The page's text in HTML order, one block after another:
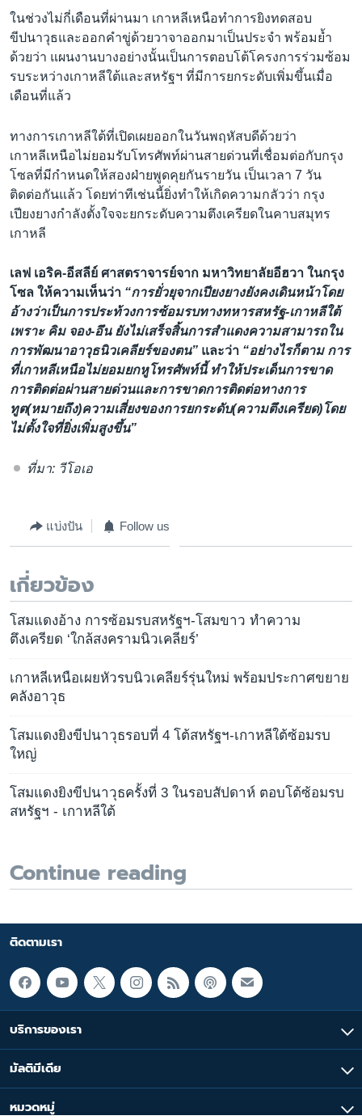
ในช่วงไม่กี่เดือนที่ผ่านมา เกาหลีเหนือทำการยิงทดสอบ
ขีปนาวุธและออกคำขู่ด้วยวาจาออกมาเป็นประจำ พร้อมย้ำ
ด้วยว่า แผนงานบางอย่างนั้นเป็นการตอบโต้โครงการร่วมซ้อม
รบระหว่างเกาหลีใต้และสหรัฐฯ ที่มีการยกระดับเพิ่มขึ้นเมื่อ
เดือนที่แล้ว
ทางการเกาหลีใต้ที่เปิดเผยออกในวันพฤหัสบดีด้วยว่า
เกาหลีเหนือไม่ยอมรับโทรศัพท์ผ่านสายด่วนที่เชื่อมต่อกับกรุง
โซลที่มีกำหนดให้สองฝ่ายพูดคุยกันรายวัน เป็นเวลา 7 วัน
ติดต่อกันแล้ว โดยท่าทีเช่นนี้ยิ่งทำให้เกิดความกลัวว่า กรุง
เปียงยางกำลังตั้งใจจะยกระดับความตึงเครียดในคาบสมุทร
เกาหลี
เลฟ เอริค-อีสลีย์ ศาสตราจารย์จาก มหาวิทยาลัยอีฮวา ในกรุง
โซล ให้ความเห็นว่า “การยั่วยุจากเปียงยางยังคงเดินหน้าโดย
อ้างว่าเป็นการประท้วงการซ้อมรบทางทหารสหรัฐ-เกาหลีใต้
เพราะ คิม จอง-อึน ยังไม่เสร็จสิ้นการสำแดงความสามารถใน
การพัฒนาอาวุธนิวเคลียร์ของตน” และว่า “อย่างไรก็ตาม การ
ที่เกาหลีเหนือไม่ยอมยกหูโทรศัพท์นี้ ทำให้ประเด็นการขาด
การติดต่อผ่านสายด่วนและการขาดการติดต่อทางการ
ทูต(หมายถึง)ความเสี่ยงของการยกระดับ(ความตึงเครียด)โดย
ไม่ตั้งใจที่ยิ่งเพิ่มสูงขึ้น”
ที่มา: วีโอเอ
แบ่งปัน Follow us
เกี่ยวข้อง
โสมแดงอ้าง การซ้อมรบสหรัฐฯ-โสมขาว ทำความ
ตึงเครียด ‘ใกล้สงครามนิวเคลียร์’
เกาหลีเหนือเผยหัวรบนิวเคลียร์รุ่นใหม่ พร้อมประกาศขยาย
คลังอาวุธ
โสมแดงยิงขีปนาวุธรอบที่ 4 โต้สหรัฐฯ-เกาหลีใต้ซ้อมรบ
ใหญ่
โสมแดงยิงขีปนาวุธครั้งที่ 3 ในรอบสัปดาห์ ตอบโต้ซ้อมรบ
สหรัฐฯ - เกาหลีใต้
Continue reading
ติดตามเรา
บริการของเรา
มัลติมีเดีย
หมวดหมู่